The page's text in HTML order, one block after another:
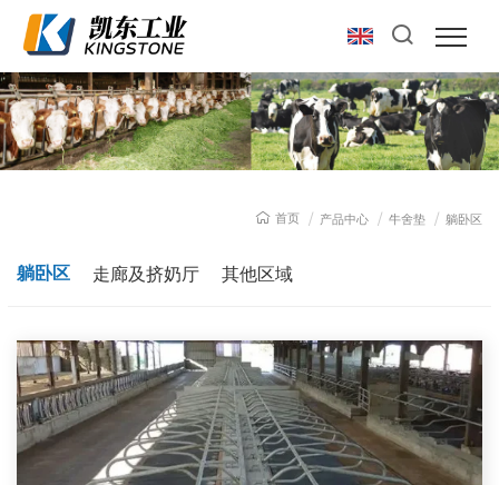
首页 产品中心 牛舍垫 躺卧区
躺卧区 走廊及挤奶厅 其他区域